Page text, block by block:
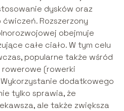
dysków oraz
Rozszerzony
obejmuje
całe ciało. W tym celu
popularne także wśród
(rowerki
dodatkowego
tylko sprawia, że
ale także zwiększa